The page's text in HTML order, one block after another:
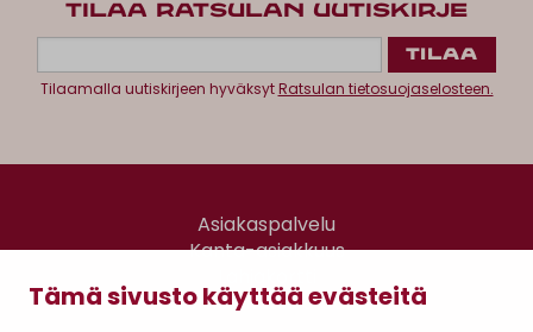
Tämä sivusto käyttää evästeitä
TILAA RATSULAN UUTISKIRJE
Tilaamalla uutiskirjeen hyväksytRatsulan tietosuojaselosteen.
Asiakaspalvelu
Kanta-asiakkuus
Gomee Ratsula Café